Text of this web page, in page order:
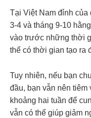
Tại Việt Nam đỉnh của
3-4 và tháng 9-10
vào trước những thời
thể có thời gian tạo ra
Tuy nhiên, nếu bạn
đầu, bạn vẫn nên tiêm
khoảng hai tuần để
vẫn có thể giúp giảm